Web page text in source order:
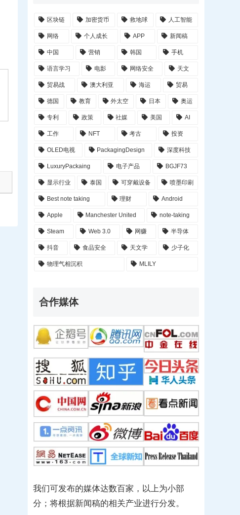
区块链 加密货币 救地球 人工智能
网络 个人成长 APP 新闻稿
中国 营销 韩国 手机
语言学习 电影 网络安全 天文
贸易战 澳大利亚 海运 贸易
德国 教育 外太空 日本 奥运
专利 政策 社媒 美国 AI
工作 NFT 考古 投资
OLED电视 PackagingDesign 深度科技
LuxuryPackaing 电子产品 BGJF73
显示行业 泰国 可穿戴设备 喷墨印刷
Best note taking 理财 Android
Apple Manchester United note-taking
Steam Web 3.0 网赚 半导体
抖音 食品安全 天文学 少子化
物理气相沉积 MLILY
合作媒体
我们可发布的媒体达数百家，以上为小部
分；将根据新闻稿的相关产业进行分发。